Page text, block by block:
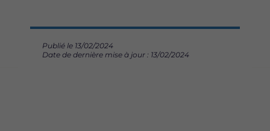
Publié le 13/02/2024
Date de dernière mise à jour : 13/02/2024